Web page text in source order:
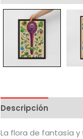
Descripción
La flora de fantasía